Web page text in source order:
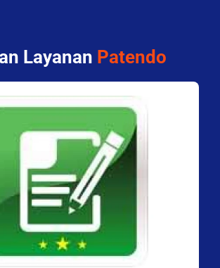
Layanan Patendo